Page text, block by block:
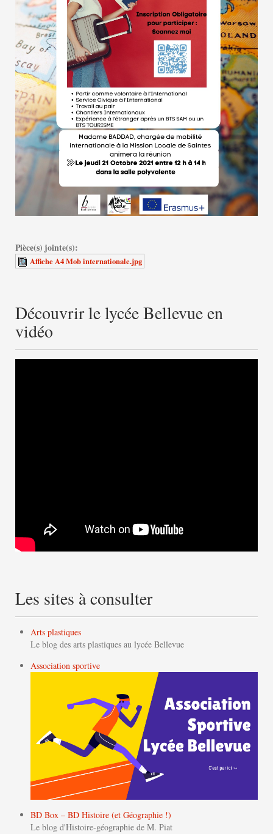
Pièce(s) jointe(s):
Affiche A4 Mob internationale.jpg
Découvrir le lycée Bellevue en
vidéo
Les sites à consulter
Arts plastiques
Le blog des arts plastiques au lycée Bellevue
Association sportive
BD Box – BD Histoire (et Géographie !)
Le blog d'Histoire-géographie de M. Piat